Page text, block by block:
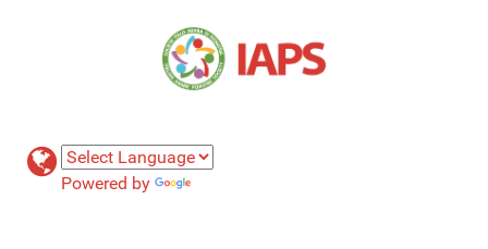
Powered by